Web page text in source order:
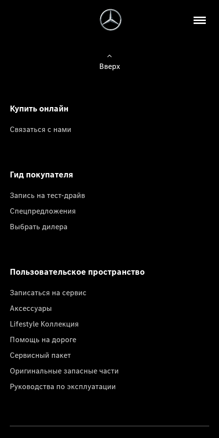
Вверх
Купить онлайн
Связаться с нами
Гид покупателя
Запись на тест-драйв
Спецпредложения
Выбрать дилера
Пользовательское пространство
Записаться на сервис
Аксессуары
Lifestyle Коллекция
Помощь на дороге
Сервисный пакет
Оригинальные запасные части
Руководства по эксплуатации